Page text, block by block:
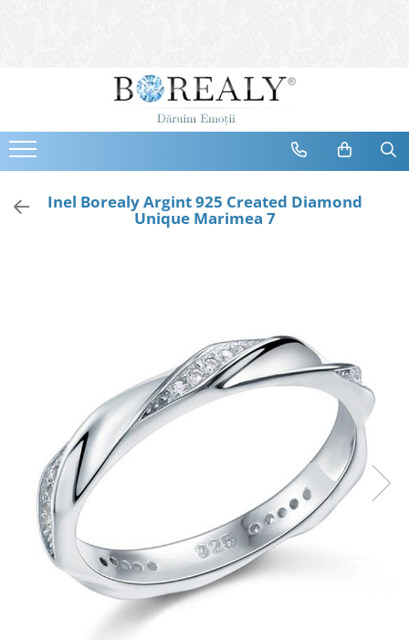
Bijuterii
Cercei
Bratari
Coliere
Cele mai noi
Cele mai vandute
Cele mai votate
Cu video
Pret
0 Lei - 100 Lei
100 Lei - 200 Lei
Inel Borealy Argint 925 Created Diamond
Unique Marimea 7